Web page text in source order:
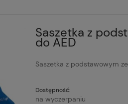
Saszetka z
do AED
Saszetka z podstawowym
Dostępność:
na wyczerpaniu